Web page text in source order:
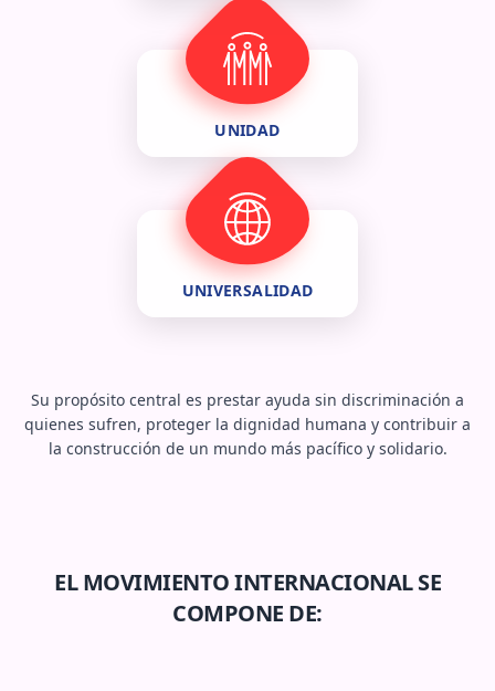
UNIDAD
UNIVERSALIDAD
Su propósito central es prestar ayuda sin discriminación a
quienes sufren, proteger la dignidad humana y contribuir a
la construcción de un mundo más pacífico y solidario.
EL MOVIMIENTO INTERNACIONAL SE
COMPONE DE: